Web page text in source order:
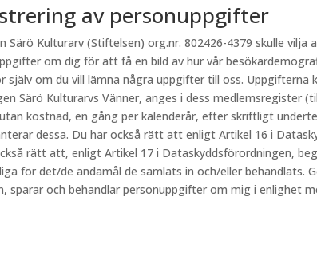
av personuppgifter
Särö Kulturarv (Stiftelsen) org.nr. 802426-4379 skulle
om dig för att få en bild av hur vår
själv om du vill lämna några uppgifter till oss.
Särö Kulturarvs Vänner, anges i dess
kostnad, en gång per kalenderår, efter skriftligt
dessa. Du har också rätt att enligt Artikel 16 i
rätt att, enligt Artikel 17 i Dataskyddsförordningen,
för det/de ändamål de samlats in och/eller behandlats.
sparar och behandlar personuppgifter om mig i enlighet